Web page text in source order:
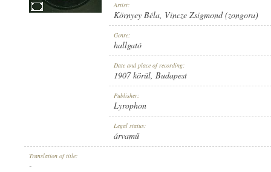
Artist:
Környey Béla, Vincze Zsigmond (zongora)
Genre:
hallgató
Date and place of recording:
1907 körül, Budapest
Publisher:
Lyrophon
Legal status:
árvamű
Translation of title:
-